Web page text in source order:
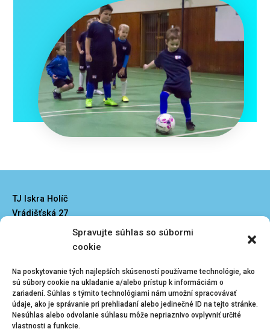
Spravujte súhlas so súbormi
cookie
Na poskytovanie tých najlepších skúseností používame technológie, ako
sú súbory cookie na ukladanie a/alebo prístup k informáciám o
zariadení. Súhlas s týmito technológiami nám umožní spracovávať
údaje, ako je správanie pri prehliadaní alebo jedinečné ID na tejto stránke.
Nesúhlas alebo odvolanie súhlasu môže nepriaznivo ovplyvniť určité
vlastnosti a funkcie.
TJ Iskra Holíč
Vrádišťská 27
iskraholic@iskraholic.sk
Kliknutím prijmete